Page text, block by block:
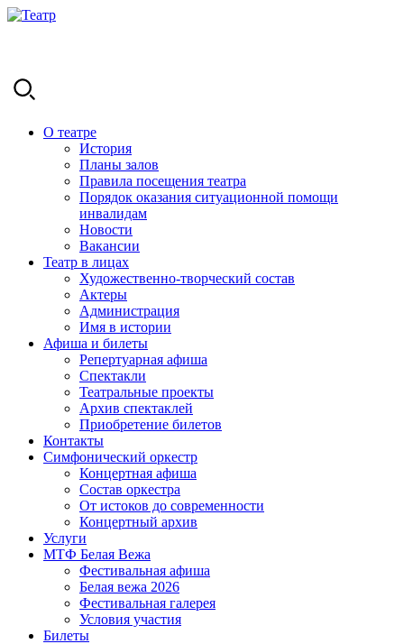
О театре
История
Планы залов
Правила посещения театра
Порядок оказания ситуационной помощи
инвалидам
Новости
Вакансии
Театр в лицах
Художественно-творческий состав
Актеры
Администрация
Имя в истории
Афиша и билеты
Репертуарная афиша
Спектакли
Театральные проекты
Архив спектаклей
Приобретение билетов
Контакты
Симфонический оркестр
Концертная афиша
Состав оркестра
От истоков до современ­ности
Концертный архив
Услуги
МТФ Белая Вежа
Фестивальная афиша
Белая вежа 2026
Фестивальная галерея
Условия участия
Билеты